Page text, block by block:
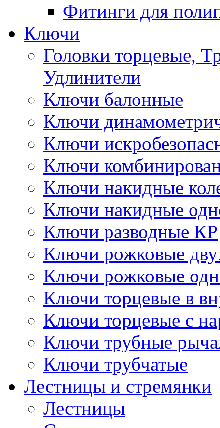
Фитинги для
Ключи
Головки торцевые,
Удлинители
Ключи балонные
Ключи
Ключи
Ключи
Ключи накидные
Ключи накидные
Ключи разводные КР
Ключи рожковые
Ключи рожковые
Ключи торцевые в
Ключи торцевые с
Ключи трубные
Ключи трубчатые
Лестницы и стремянки
Лестницы